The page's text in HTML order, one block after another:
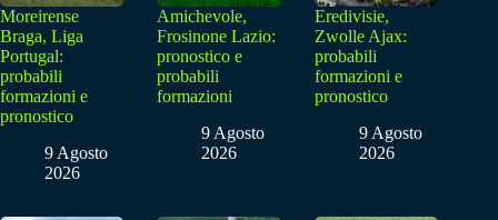
Moreirense
Braga, Liga
Portugal:
probabili
formazioni e
pronostico
9 Agosto
2026
Amichevole,
Frosinone Lazio:
pronostico e
probabili
formazioni
9 Agosto
2026
Eredivisie,
Zwolle Ajax:
probabili
formazioni e
pronostico
9 Agosto
2026